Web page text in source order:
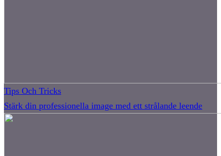
Tips Och Tricks
Stärk din professionella image med ett strålande leende